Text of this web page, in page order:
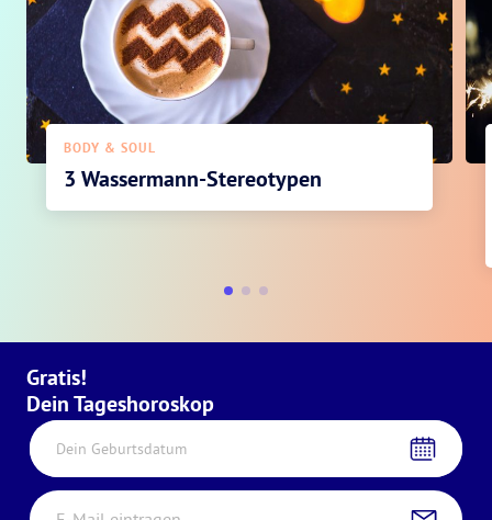
BODY & SOUL
3 Wassermann-Stereotypen
Gratis!
Dein Tageshoroskop
Dein Geburtsdatum